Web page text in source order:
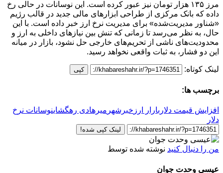
مرز ۱۳۵ هزار تومان نیز عبور کرده است. این نوسانات در حالی رخ
داده که بانک مرکزی از طراحی ابزارهای مالی جدید در قالب رژیم
«شناور مدیریت‌شده» برای مدیریت نرخ ارز خبر داده است. با این
حال، به نظر می‌رسد تا زمانی که تنش بین نیازهای داخلی به ارز و
محدودیت‌های ناشی از تحریم‌های خارجی حل نشود، بازار در میانه
این دو فشار، به ثبات واقعی نخواهد رسید.
لینک کوتاه: کپی
برچسب ها:
افزایش قیمت دلار بارار ارز خبرشهر میرهادی رهگشاینوسانات نرخ
دلار
لینک کپی شده!
من را دنبال کنید نوشته شده توسط
عیسی وحدت جوان